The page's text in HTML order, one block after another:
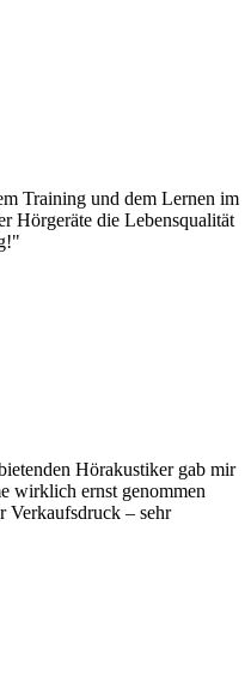
Training und dem Lernen im
Hörgeräte die Lebensqualität
Hörakustiker gab mir
wirklich ernst genommen
Verkaufsdruck – sehr